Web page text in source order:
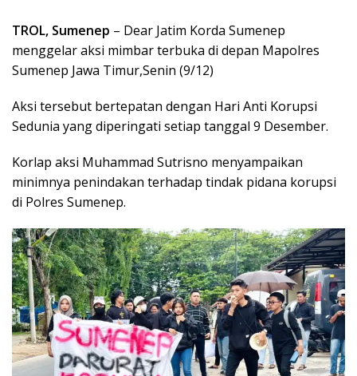
TROL, Sumenep – Dear Jatim Korda Sumenep
menggelar aksi mimbar terbuka di depan Mapolres
Sumenep Jawa Timur,Senin (9/12)
Aksi tersebut bertepatan dengan Hari Anti Korupsi
Sedunia yang diperingati setiap tanggal 9 Desember.
Korlap aksi Muhammad Sutrisno menyampaikan
minimnya penindakan terhadap tindak pidana korupsi
di Polres Sumenep.